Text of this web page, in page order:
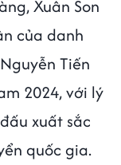
Xuân Son
của danh
Tiến
2024, với lý
xuất sắc
quốc gia.